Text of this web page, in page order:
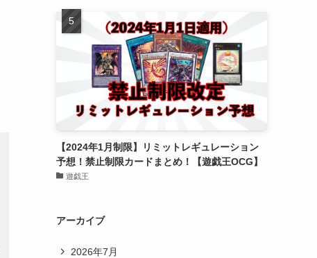
【2024年1月制限】リミットレギュレーション
予想！禁止制限カードまとめ！【遊戯王OCG】
遊戯王
アーカイブ
2026年7月